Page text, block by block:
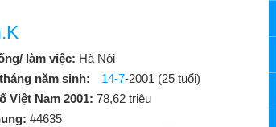
làm việc: Hà Nội
năm sinh:
14-7-2001 (25 tuổi)
Việt Nam 2001: 78,62 triệu
#4635